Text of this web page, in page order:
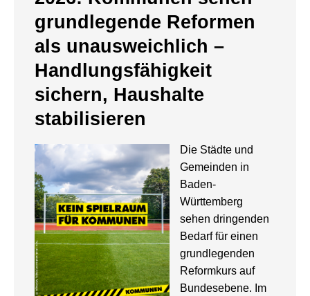
grundlegende Reformen
als unausweichlich –
Handlungsfähigkeit
sichern, Haushalte
stabilisieren
Die Städte und
Gemeinden in
Baden-
Württemberg
sehen dringenden
Bedarf für einen
grundlegenden
Reformkurs auf
Bundesebene. Im